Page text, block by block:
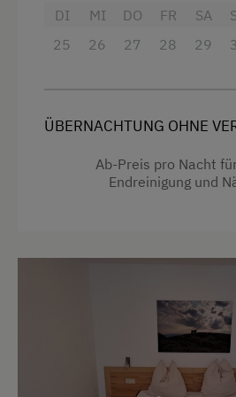
Ponyreiten
Radfahren
Mountainbike
Badeurlaub
Langlaufen
Doppelbett
Ausziehcouch
4 Plattenherd
Radio
Aussicht auf eine
Balkon/Terrasse
DI
25
MI
26
DO
27
FR
28
SA
29
ÜBERNACHTUNG OHNE
Ab-Preis pro Nacht
Endreinigung und